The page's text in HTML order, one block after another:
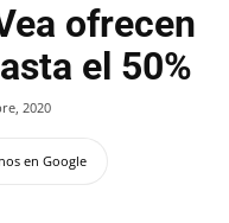
ofrecen
el 50%
2020
en Google